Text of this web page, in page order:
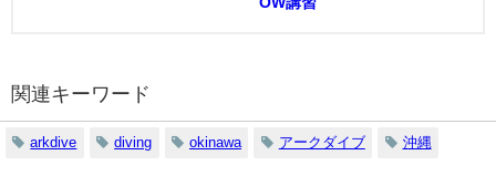
関連キーワード
arkdive diving okinawa アークダイブ 沖縄